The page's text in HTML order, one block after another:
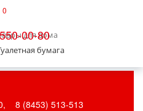
0
00-80
для дома
бумага
8 (8453) 513-513